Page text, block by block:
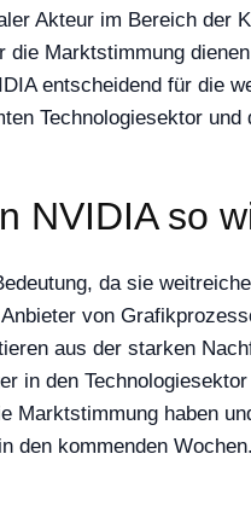
Akteur im Bereich
Marktstimmung
entscheidend für die
Technologiesektor
NVIDIA so
da sie
von
aus der starken
in den
Marktstimmung haben
den kommenden Wochen.